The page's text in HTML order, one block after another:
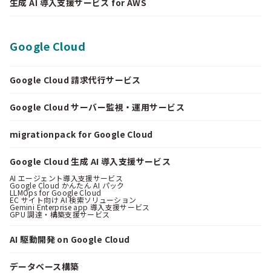
Google Cloud
Google Cloud 請求代行サービス
Google Cloud サーバー監視・運用サービス
migrationpack for Google Cloud
Google Cloud 生成 AI 導入支援サービス
AI エージェント導入支援サービス
Google Cloud かんたん AI パック
LLMOps for Google Cloud
EC サイト向け AI 検索ソリューション
Gemini Enterprise app 導入支援サービス
GPU 調達・構築支援サービス
AI 駆動開発 on Google Cloud
データベース構築